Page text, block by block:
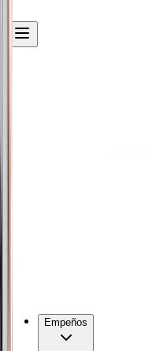
Empeños